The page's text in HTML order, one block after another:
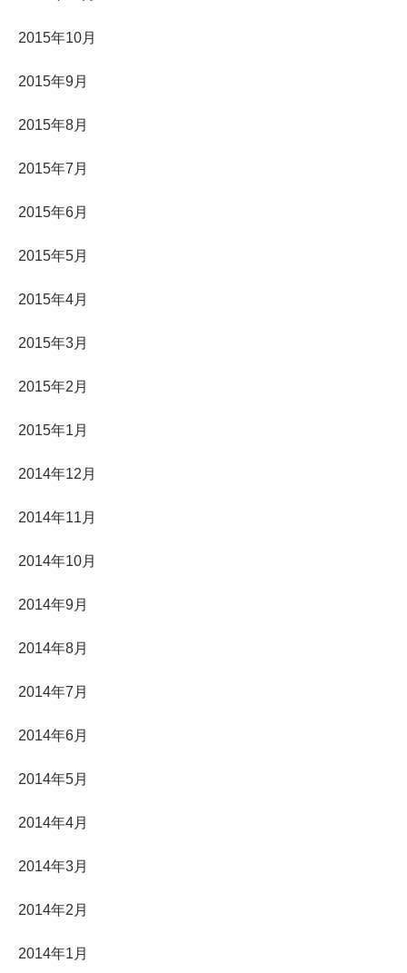
2015年10月
2015年9月
2015年8月
2015年7月
2015年6月
2015年5月
2015年4月
2015年3月
2015年2月
2015年1月
2014年12月
2014年11月
2014年10月
2014年9月
2014年8月
2014年7月
2014年6月
2014年5月
2014年4月
2014年3月
2014年2月
2014年1月